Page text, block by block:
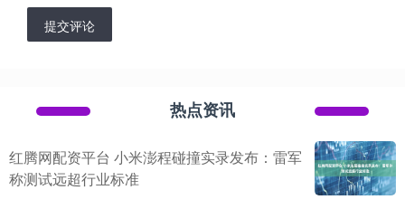
提交评论
热点资讯
红腾网配资平台 小米澎程碰撞实录发布：雷军
称测试远超行业标准